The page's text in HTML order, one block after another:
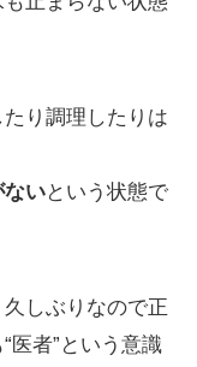
り調理したりは
ないという状態で
しぶりなので正
医者”という意識